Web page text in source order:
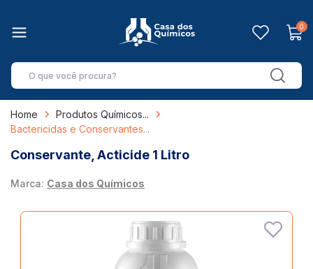
0
Home
Produtos Químicos
Bactericidas e Conservantes
Conservante, Acticide 1 Litro
Marca: Casa dos Químicos